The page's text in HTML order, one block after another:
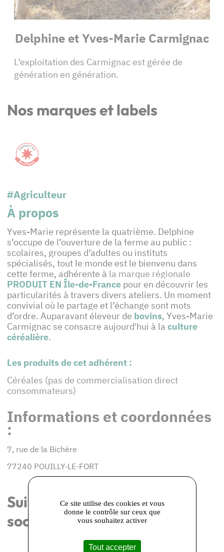
Delphine et Yves-Marie Carmignac
L’exploitation des Carmignac est gérée de
génération en génération.
Nos marques et labels
#Agriculteur
À propos
Yves-Marie représente la quatrième. Delphine
s’occupe de l’ouverture de la ferme au public :
scolaires, groupes d’adultes ou instituts
spécialisés, tout le monde est le bienvenu dans
cette ferme, adhérente à la marque régionale
PRODUIT EN Île-de-France pour en découvrir les
particularités à travers divers ateliers. Un moment
convivial où le partage et l’échange sont mots
d’ordre. Auparavant éleveur de bovins, Yves-Marie
Carmignac se consacre aujourd'hui à la culture
céréalière.
Les produits de cet adhérent :
Céréales (pas de commercialisation direct
consommateurs)
Informations et coordonnées
:
7, rue de la Bichère
77240 POUILLY-LE-FORT
Suivez-nous sur les réseaux
sociaux
Ce site utilise des cookies et vous
donne le contrôle sur ceux que
vous souhaitez activer
Tout accepter